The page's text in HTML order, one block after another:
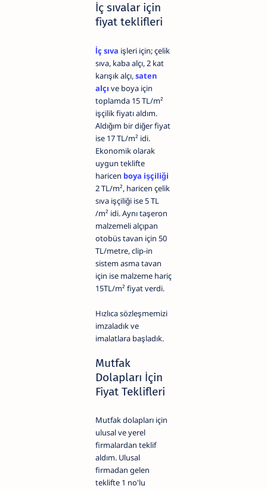
İç sıvalar için
fiyat teklifleri
İç sıva işleri için; çelik
sıva, kaba alçı, 2 kat
karışık alçı,saten
alçı ve boya için
toplamda 15 TL/m²
işçilik fiyatı aldım.
Aldığım bir diğer fiyat
ise 17 TL/m² idi.
Ekonomik olarak
uygun teklifte
haricen boya işçiliği
2 TL/m², haricen çelik
sıva işçiliği ise 5 TL
/m² idi. Aynı taşeron
malzemeli alçıpan
otobüs tavan için 50
TL/metre, clip-in
sistem asma tavan
için ise malzeme hariç
15TL/m² fiyat verdi.
Hızlıca sözleşmemizi
imzaladık ve
imalatlara başladık.
Mutfak
Dolapları İçin
Fiyat Teklifleri
Mutfak dolapları için
ulusal ve yerel
firmalardan teklif
aldım. Ulusal
firmadan gelen
teklifte 1 no'lu